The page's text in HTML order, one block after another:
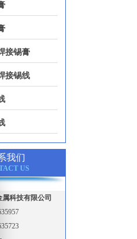
接锡膏
接锡线
我们
US
属科技有限公司